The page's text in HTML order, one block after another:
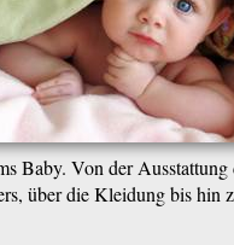
Baby. Von der Ausstattung
über die Kleidung bis hin